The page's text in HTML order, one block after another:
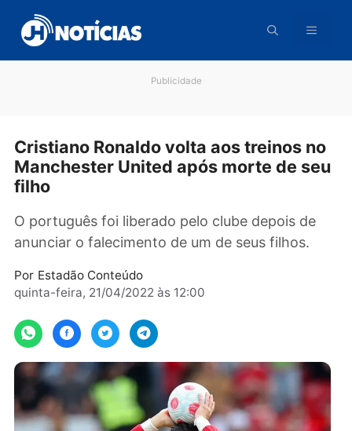
para
conteúdo
Cristiano Ronaldo volta aos treinos
Manchester United após morte de
O português foi liberado pelo clube depois de
anunciar o falecimento de um de seus filhos.
quinta-feira, 21/04/2022 às 12:00